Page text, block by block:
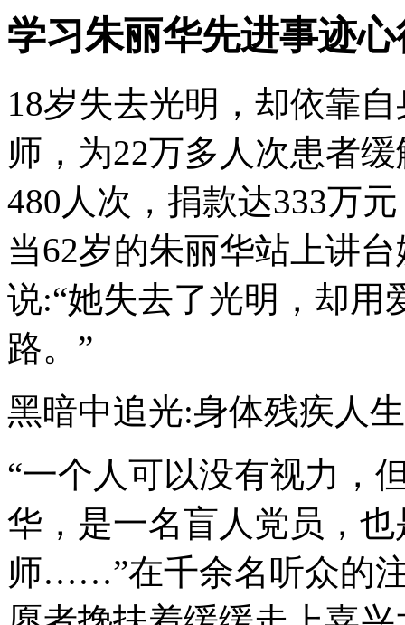
学习朱丽华先进事迹
18岁失去光明，却依靠
师，为22万多人次患者
480人次，捐款达333万
当62岁的朱丽华站上讲
说:“她失去了光明，却用
路。”
黑暗中追光:身体残疾人
“一个人可以没有视力，
华，是一名盲人党员，
师……”在千余名听众的